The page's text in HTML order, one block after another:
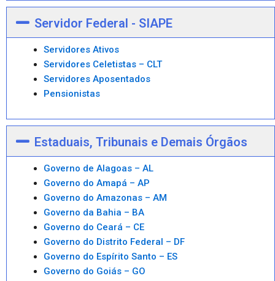
Servidor Federal - SIAPE
Servidores Ativos
Servidores Celetistas – CLT
Servidores Aposentados
Pensionistas
Estaduais, Tribunais e Demais Órgãos
Governo de Alagoas – AL
Governo do Amapá – AP
Governo do Amazonas – AM
Governo da Bahia – BA
Governo do Ceará – CE
Governo do Distrito Federal – DF
Governo do Espírito Santo – ES
Governo do Goiás – GO